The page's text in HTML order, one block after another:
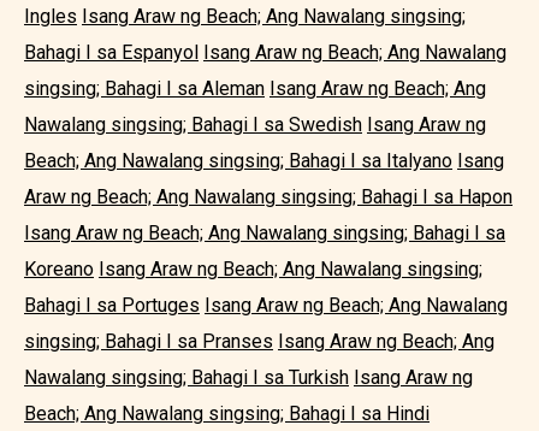
Ingles Isang Araw ng Beach; Ang Nawalang singsing;
Bahagi I sa Espanyol Isang Araw ng Beach; Ang Nawalang
singsing; Bahagi I sa Aleman Isang Araw ng Beach; Ang
Nawalang singsing; Bahagi I sa Swedish Isang Araw ng
Beach; Ang Nawalang singsing; Bahagi I sa Italyano Isang
Araw ng Beach; Ang Nawalang singsing; Bahagi I sa Hapon
Isang Araw ng Beach; Ang Nawalang singsing; Bahagi I sa
Koreano Isang Araw ng Beach; Ang Nawalang singsing;
Bahagi I sa Portuges Isang Araw ng Beach; Ang Nawalang
singsing; Bahagi I sa Pranses Isang Araw ng Beach; Ang
Nawalang singsing; Bahagi I sa Turkish Isang Araw ng
Beach; Ang Nawalang singsing; Bahagi I sa Hindi